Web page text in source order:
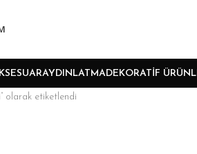
AYDINLATMADEKORATIF
olarak etiketlendi